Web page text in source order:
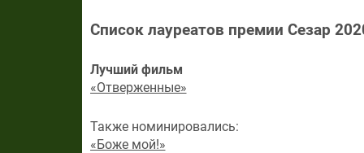
Список лауреатов премии Сезар
Лучший фильм
«Отверженные»
Также номинировались:
«Боже мой!»